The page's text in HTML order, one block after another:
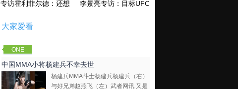
专访霍利菲尔德：还想再和泰森干一架！李景亮专访：目标UFC金腰带 不做打酱油
大家爱看
ONE
Champions
hip
中国MMA小将杨建兵不幸去世
杨建兵MMA斗士杨建兵杨建兵（右）
与好兄弟赵燕飞（左）武者网讯 又是